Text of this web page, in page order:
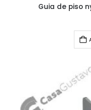
Guia de piso